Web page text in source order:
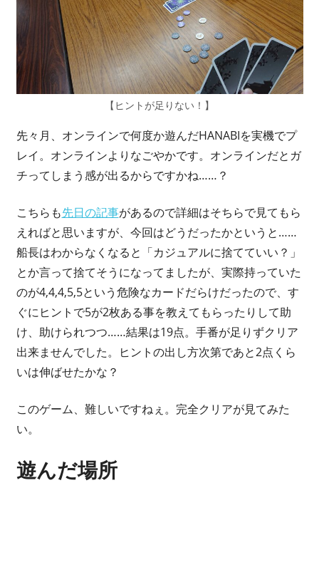
【ヒントが足りない！】
先々月、オンラインで何度か遊んだHANABIを実機でプ
レイ。オンラインよりなごやかです。オンラインだとガ
チってしまう感が出るからですかね……？
こちらも先日の記事があるので詳細はそちらで見てもら
えればと思いますが、今回はどうだったかというと……
船長はわからなくなると「カジュアルに捨てていい？」
とか言って捨てそうになってましたが、実際持っていた
のが4,4,4,5,5という危険なカードだらけだったので、す
ぐにヒントで5が2枚ある事を教えてもらったりして助
け、助けられつつ……結果は19点。手番が足りずクリア
出来ませんでした。ヒントの出し方次第であと2点くら
いは伸ばせたかな？
このゲーム、難しいですねぇ。完全クリアが見てみた
い。
遊んだ場所